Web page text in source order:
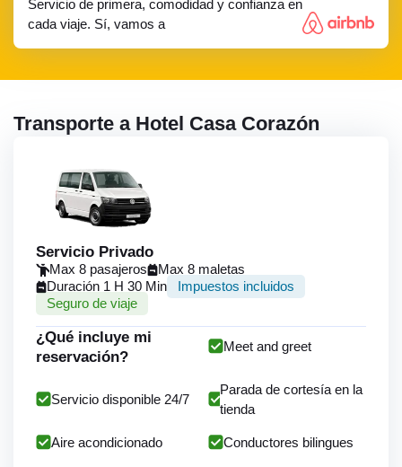
Servicio de primera, comodidad y confianza en
cada viaje. Sí, vamos a
Transporte a Hotel Casa Corazón
Servicio Privado
Max 8 pasajeros
Max 8 maletas
Duración 1 H 30 Min
Impuestos incluidos
Seguro de viaje
¿Qué incluye mi
reservación?
Meet and greet
Servicio disponible 24/7
Parada de cortesía en la
tienda
Aire acondicionado Conductores bilingues